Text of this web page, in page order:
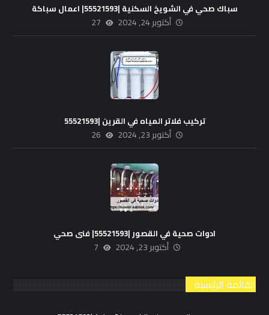
سباك صحي في الشويخ السكنية |55521593| اعمال سباكة
أكتوبر 24, 2024 27
تركيب فلاتر المياه في القرين |55521593
أكتوبر 23, 2024 26
ادوات صحية في القصور |55521593| فنى صحي
أكتوبر 23, 2024 7
القائمة الرئيسية